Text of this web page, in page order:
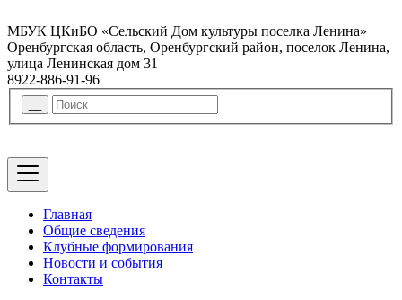
МБУК ЦКиБО «Сельский Дом культуры поселка Ленина»
Оренбургская область, Оренбургский район, поселок Ленина,
улица Ленинская дом 31
8922-886-91-96
Главная
Общие сведения
Клубные формирования
Новости и события
Контакты